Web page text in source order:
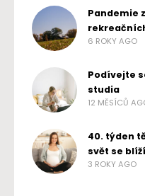
Pandemie
6 ROKY AGO
Podívejte
studia
12 MĚSÍCŮ
40. týden
svět se
3 ROKY AGO